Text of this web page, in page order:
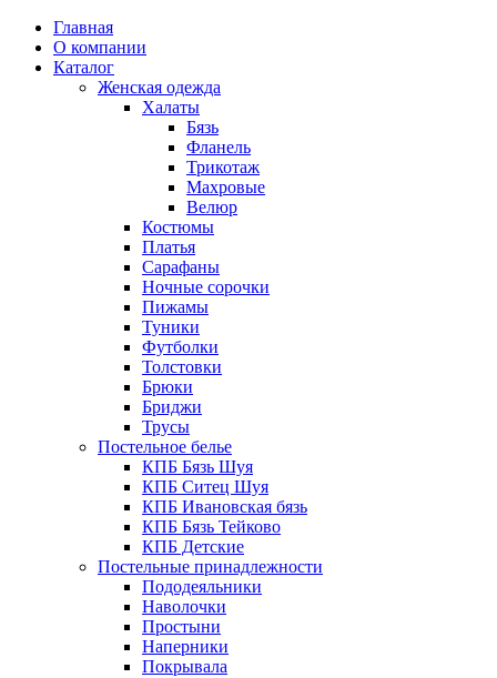
Главная
О компании
Каталог
Женская одежда
Халаты
Бязь
Фланель
Трикотаж
Махровые
Велюр
Костюмы
Платья
Сарафаны
Ночные сорочки
Пижамы
Туники
Футболки
Толстовки
Брюки
Бриджи
Трусы
Постельное белье
КПБ Бязь Шуя
КПБ Ситец Шуя
КПБ Ивановская бязь
КПБ Бязь Тейково
КПБ Детские
Постельные принадлежности
Пододеяльники
Наволочки
Простыни
Наперники
Покрывала